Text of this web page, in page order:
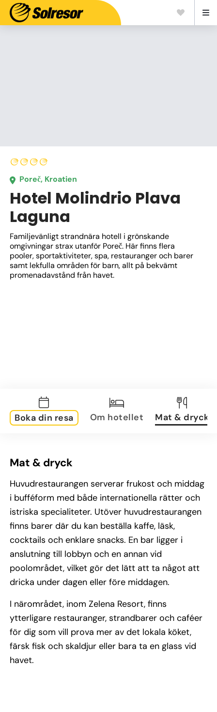
Poreč, Kroatien
Hotel Molindrio Plava
Laguna
Familjevänligt strandnära hotell i grönskande
omgivningar strax utanför Poreč. Här finns flera
pooler, sportaktiviteter, spa, restauranger och barer
samt lekfulla områden för barn, allt på bekvämt
promenadavstånd från havet.
Boka din resa Om hotellet Mat & dryck
Mat & dryck
Huvudrestaurangen serverar frukost och middag
i bufféform med både internationella rätter och
istriska specialiteter. Utöver huvudrestaurangen
finns barer där du kan beställa kaffe, läsk,
cocktails och enklare snacks. En bar ligger i
anslutning till lobbyn och en annan vid
poolområdet, vilket gör det lätt att ta något att
dricka under dagen eller före middagen.
I närområdet, inom Zelena Resort, finns
ytterligare restauranger, strandbarer och caféer
för dig som vill prova mer av det lokala köket,
färsk fisk och skaldjur eller bara ta en glass vid
havet.